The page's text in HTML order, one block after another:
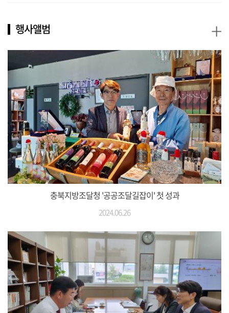
행사앨범
충북지방조달청 '공공조달길잡이' 첫 성과
2024.06.26
+